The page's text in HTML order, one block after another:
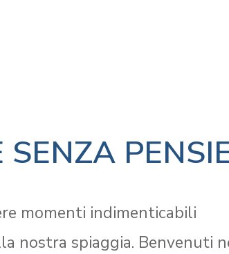
SENZA
momenti indimenticabili
nostra spiaggia. Benvenuti